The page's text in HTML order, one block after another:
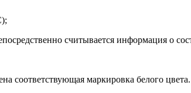
считывается информация о
соответствующая маркировка белого цвета.